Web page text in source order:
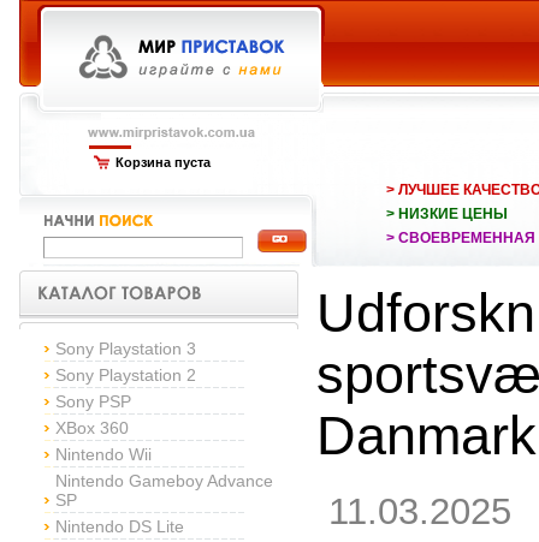
Корзина пуста
> ЛУЧШЕЕ
> НИЗКИЕ ЦЕНЫ
> СВОЕВРЕМЕННАЯ
Sony Playstation 3
Sony Playstation 2
Sony PSP
XBox 360
Nintendo Wii
Nintendo Gameboy Advance
SP
Nintendo DS Lite
Danmark
11.03.2025